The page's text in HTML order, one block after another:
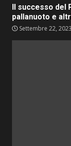
Il successo
pallanuoto e
Settembre 22, 2023